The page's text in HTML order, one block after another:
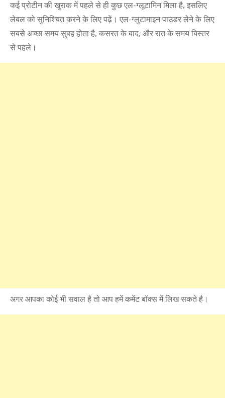
कई प्रोटीन की खुराक में पहले से ही कुछ एल-ग्लूटामिन मिला है, इसलिए
लेबल को सुनिश्चित करने के लिए पढ़ें। एल-ग्लुटामाइन पाउडर लेने के लिए
सबसे अच्छा समय सुबह होता है, कसरत के बाद, और रात के समय बिस्तर
से पहले।
अगर आपका कोई भी सवाल है तो आप हमें कमेंट बॉक्स में लिख सकते है।